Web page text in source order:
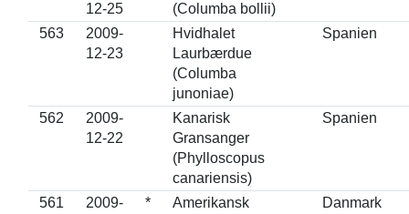
12-25
(Columba bollii)
563
2009-
12-23
Hvidhalet
Laurbærdue
(Columba
junoniae)
Spanien
562
2009-
12-22
Kanarisk
Gransanger
(Phylloscopus
canariensis)
Spanien
561
2009-
*
Amerikansk
Danmark